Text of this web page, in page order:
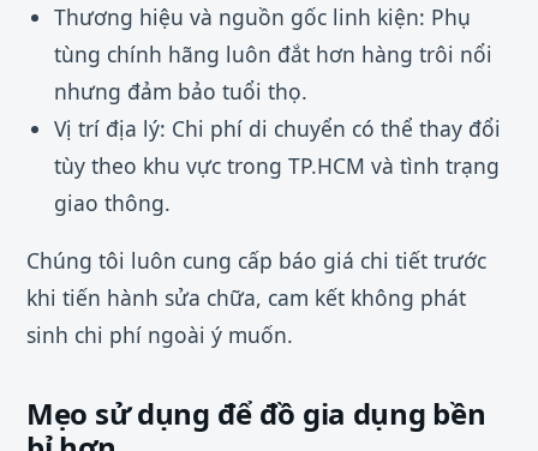
Thương hiệu và nguồn gốc linh kiện: Phụ
tùng chính hãng luôn đắt hơn hàng trôi nổi
nhưng đảm bảo tuổi thọ.
Vị trí địa lý: Chi phí di chuyển có thể thay đổi
tùy theo khu vực trong TP.HCM và tình trạng
giao thông.
Chúng tôi luôn cung cấp báo giá chi tiết trước
khi tiến hành sửa chữa, cam kết không phát
sinh chi phí ngoài ý muốn.
Mẹo sử dụng để đồ gia dụng bền